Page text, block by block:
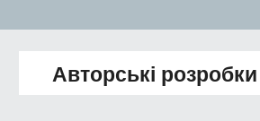
Авторські розробки